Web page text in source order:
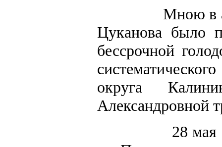
Мною в
Цуканова было
бессрочной
округа
Александровной
28 мая